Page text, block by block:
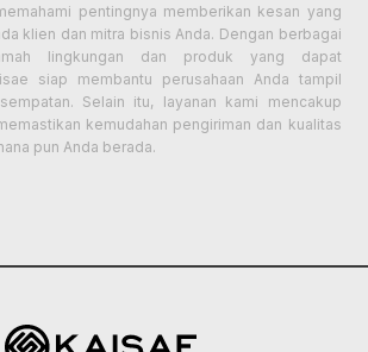
pentingnya memberikan kesan yang
klien dan mitra bisnis Anda. Dengan berbagai
lingkungan dan produk yang dapat
siap membantu perusahaan Anda tampil
Selain itu, layanan kami mencakup
kemudahan pengiriman dan kualitas
pun Anda berada.